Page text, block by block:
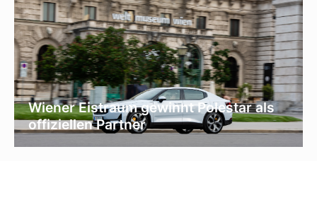
Wiener Eistraum gewinnt Polestar als
offiziellen Partner